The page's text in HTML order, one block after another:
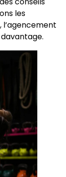
les
l’agencement